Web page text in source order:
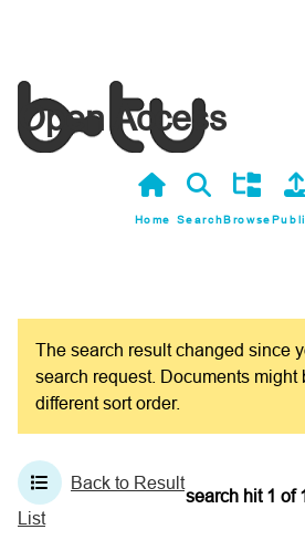
Open Access
Home SearchBrowse
The search result changed since
search request. Documents might
different sort order.
search hit 1 of
Back to Result
List